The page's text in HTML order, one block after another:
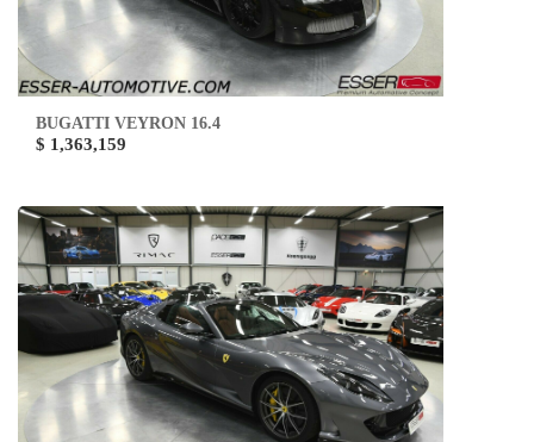
BUGATTI VEYRON 16.4
$ 1,363,159